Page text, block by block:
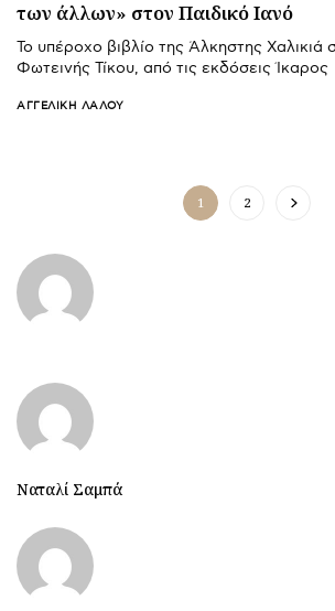
των άλλων» στον Παιδικό Ιανό
Το υπέροχο βιβλίο της Άλκηστης Χαλικιά
Φωτεινής Τίκου, από τις εκδόσεις Ίκαρος
ΑΓΓΕΛΙΚΉ ΛΆΛΟΥ
1 2
Ναταλί Σαμπά